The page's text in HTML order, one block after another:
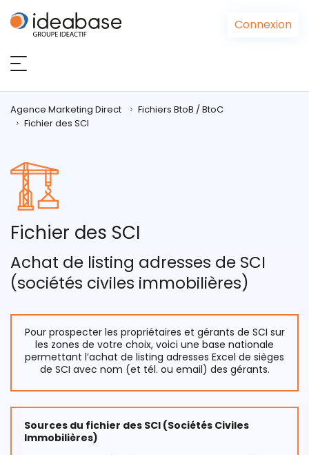
Connexion
Agence Marketing Direct
Fichiers BtoB / BtoC
Fichier des SCI
Fichier des SCI
Achat de listing adresses de SCI
(sociétés civiles immobilières)
Pour prospecter les propriétaires et gérants de SCI sur
les zones de votre choix, voici une base nationale
permettant l’achat de listing adresses Excel de sièges
de SCI avec nom (et tél. ou email) des gérants.
Sources du fichier des SCI (Sociétés Civiles
Immobilières)